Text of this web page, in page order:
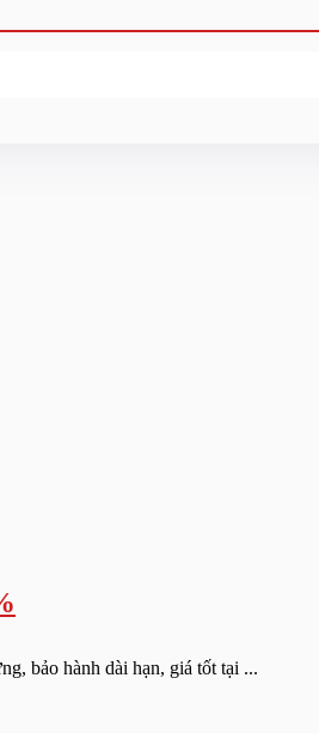
bảo hành dài hạn, giá tốt tại ...